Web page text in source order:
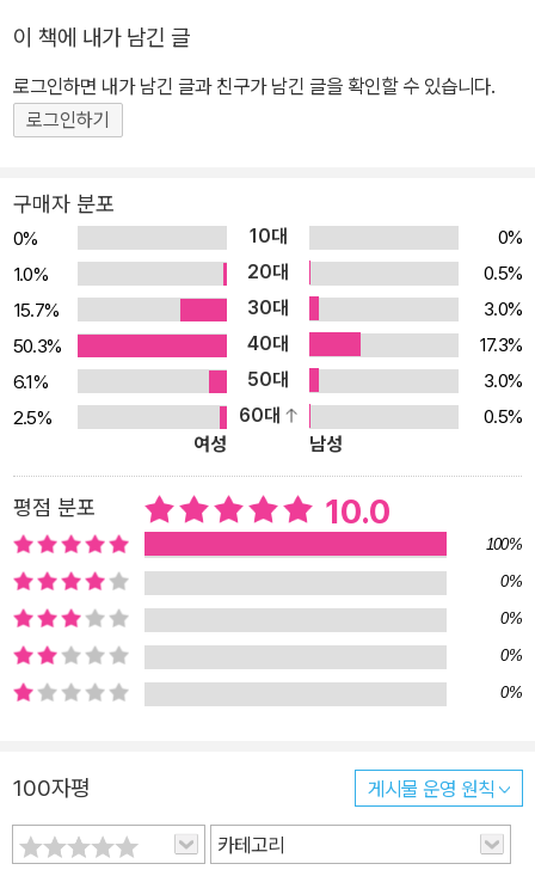
이 책에 내가 남긴 글
로그인하면 내가 남긴 글과 친구가 남긴 글을 확인할 수 있습니다.
로그인하기
구매자 분포
0% 10대
0%
1.0%
20대
0.5%
15.7%
30대
3.0%
50.3%
40대
17.3%
6.1%
50대
3.0%
2.5%
60대
0.5%
여성
남성
평점 분포 10.0
100%
0%
0%
0%
0%
100자평 게시물 운영 원칙
카테고리